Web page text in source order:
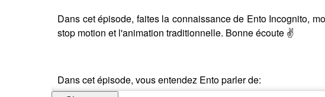
Dans cet épisode, faites la connaissance de Ento Incognito,
stop motion et l'animation traditionnelle. Bonne écoute ✌️
Dans cet épisode, vous entendez Ento parler de: